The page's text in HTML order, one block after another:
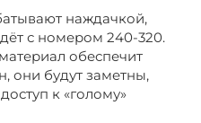
наждачкой,
с номером 240-320.
обеспечит
они будут заметны,
к «голому»